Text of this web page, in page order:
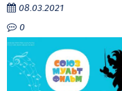
08.03.2021
0